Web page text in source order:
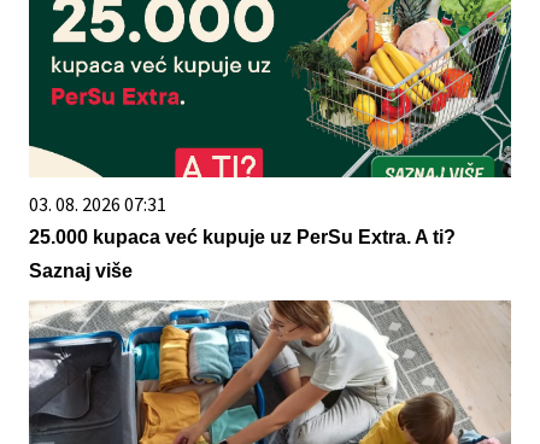
03. 08. 2026 07:31
25.000 kupaca već kupuje uz PerSu Extra. A ti?
Saznaj više